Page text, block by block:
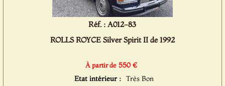
Réf. : A012-83
ROLLS ROYCE Silver Spirit II de 1992
À partir de 550 €
Etat intérieur : Très Bon